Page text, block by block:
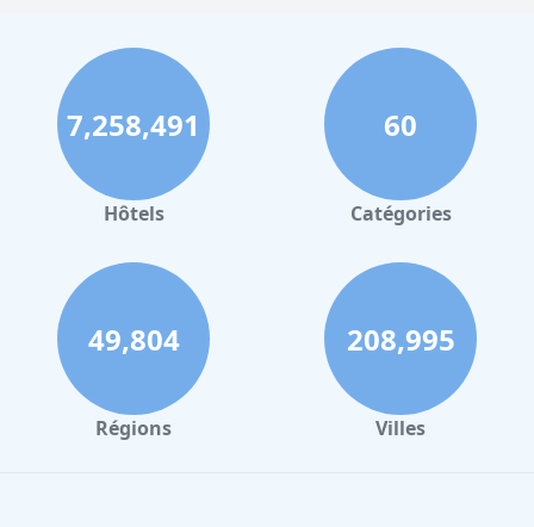
7,258,491
Hôtels
60
Catégories
49,804
Régions
208,995
Villes